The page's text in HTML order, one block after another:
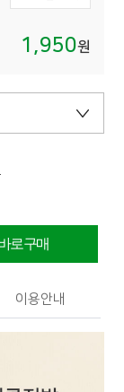
1,950원
이용안내